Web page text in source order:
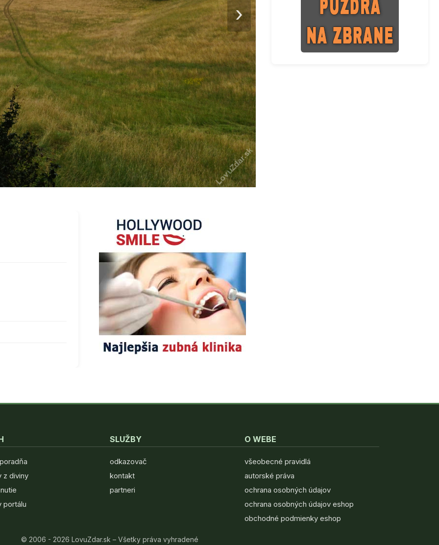
›
z diviny
portálu
SLUŽBY
odkazovač
kontakt
partneri
O WEBE
všeobecné pravidlá
autorské práva
ochrana osobných údajov
ochrana osobných údajov eshop
obchodné podmienky eshop
© 2006 - 2026 LovuZdar.sk – Všetky práva vyhradené